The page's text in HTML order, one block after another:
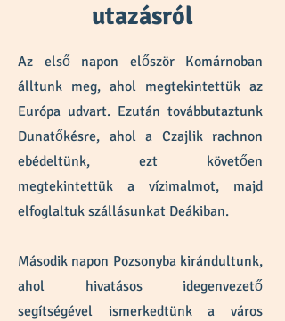
utazásról
Az első napon először Komárnoban
álltunk meg, ahol megtekintettük az
Európa udvart. Ezután továbbutaztunk
Dunatőkésre, ahol a Czajlik rachnon
ebédeltünk, ezt követően
megtekintettük a vízimalmot, majd
elfoglaltuk szállásunkat Deákiban.
Második napon Pozsonyba kirándultunk,
ahol hivatásos idegenvezető
segítségével ismerkedtünk a város